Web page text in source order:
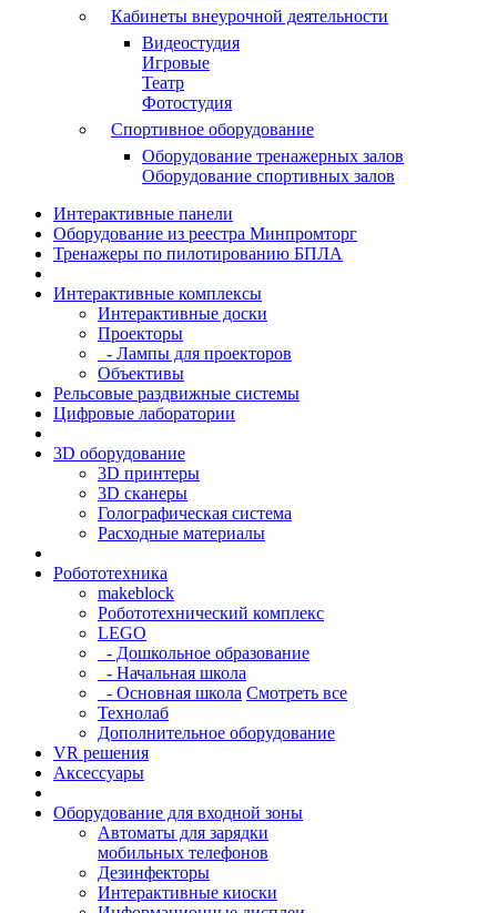
Кабинеты внеурочной деятельности
Видеостудия
Игровые
Театр
Фотостудия
Спортивное оборудование
Оборудование тренажерных залов
Оборудование спортивных залов
Интерактивные панели
Оборудование из реестра Минпромторг
Тренажеры по пилотированию БПЛА
Интерактивные комплексы
Интерактивные доски
Проекторы
- Лампы для проекторов
Объективы
Рельсовые раздвижные системы
Цифровые лаборатории
3D оборудование
3D принтеры
3D сканеры
Голографическая система
Расходные материалы
Робототехника
makeblock
Робототехнический комплекс
LEGO
- Дошкольное образование
- Начальная школа
- Основная школа Смотреть все
Технолаб
Дополнительное оборудование
VR решения
Аксессуары
Оборудование для входной зоны
Автоматы для зарядки
мобильных телефонов
Дезинфекторы
Интерактивные киоски